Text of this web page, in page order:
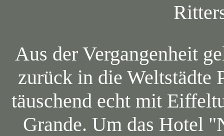
Aus der Vergangenheit
zurück in die Weltstädte
täuschend echt mit
Grande. Um das Hotel